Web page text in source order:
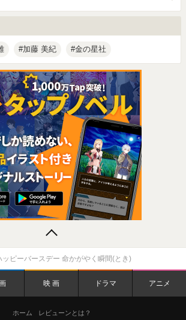
加藤 美紀 金の星社
ッピーバースデー 命かがやく瞬間(とき)
映画 ドラマ アニメ
ホーム レビューンとは？